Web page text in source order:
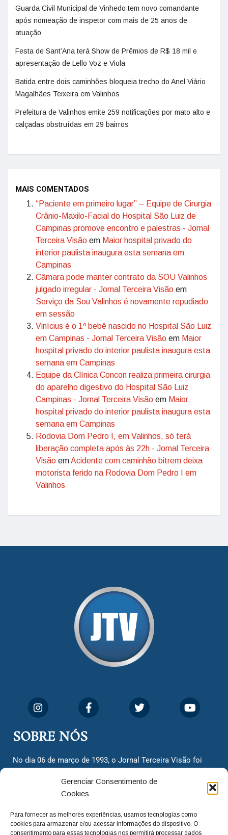
Gerenciar Consentimento de
Cookies
Para fornecer as melhores experiências, usamos tecnologias como
cookies para armazenar e/ou acessar informações do dispositivo. O
consentimento para essas tecnologias nos permitirá processar dados
Guarda Civil Municipal de Vinhedo tem novo comandante
após nomeação de inspetor com mais de 25 anos de
atuação
Festa de Sant’Ana terá Show de Prêmios de R$ 18 mil e
apresentação de Lello Voz e Viola
Batida entre dois caminhões bloqueia trecho do Anel Viário
Magalhães Teixeira em Valinhos
Prefeitura de Valinhos emite 259 notificações por mato alto e
calçadas obstruídas em 29 bairros
MAIS COMENTADOS
“Paciente em primeiro lugar” – Equipe de Cirurgia
Crânio-Maxilo-Facial do Hospital São Luiz de
Campinas promove encontro e palestras - Jornal
Terceira Visão em Maior hospital privado do
interior paulista inaugura esta semana em
Campinas
Câmara pode manter contrato da SOU Valinhos
julgado irregular - Jornal Terceira Visão em
Serviço da Sou Valinhos é novamente repudiado
em sessão
Vinícius é o 1º bebê nascido no Hospital São Luiz
em Campinas - Jornal Terceira Visão em Maior
hospital privado do interior paulista inaugura esta
semana em Campinas
Equipe da Clínica Concon realiza primeira cirurgia
do aparelho digestivo do Hospital São Luiz
Campinas - Jornal Terceira Visão em Maior
hospital privado do interior paulista inaugura esta
semana em Campinas
Rodovia Dom Pedro I, em Valinhos, só terá
liberação completa após às 22h - Jornal Terceira
Visão emAcidente com caminhão bitrem deixa
motorista ferido na Rodovia Dom Pedro I em
Valinhos
SOBRE NÓS
No dia 06 de março de 1993, o Jornal Terceira Visão foi
cidadãos valinhenses, já que naquela época só existiam
dois jornais. Há mais de 30 anos, o jornal continua
com o foco de trazer as melhores notícias. Nunca